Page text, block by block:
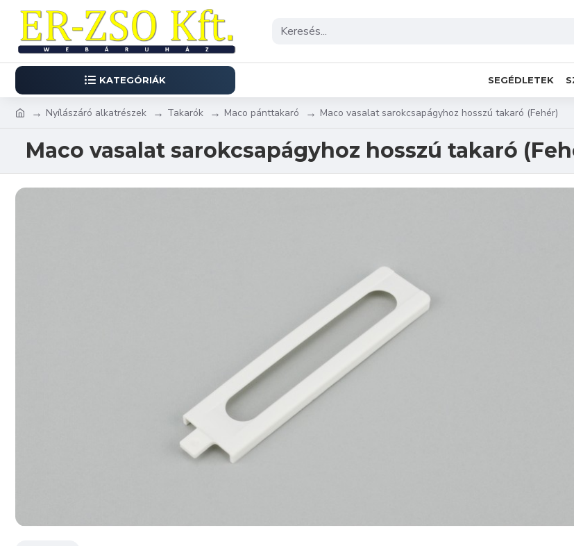
KATEGÓRIÁK SEGÉDLETEK
Nyílászáró alkatrészek Takarók Maco pánttakaró Maco vasalat sarokcsapágyhoz hosszú takaró (Fehér)
Maco vasalat sarokcsapágyhoz hosszú takaró